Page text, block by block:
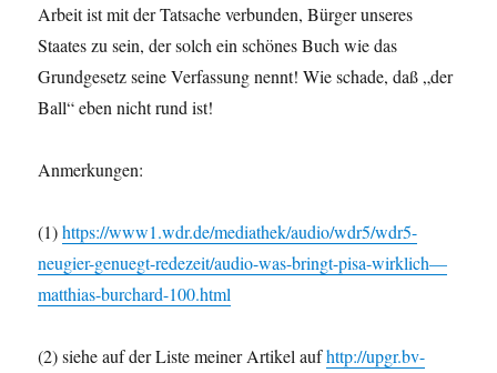
Arbeit ist mit der Tatsache verbunden, Bürger unseres
Staates zu sein, der solch ein schönes Buch wie das
Grundgesetz seine Verfassung nennt! Wie schade, daß „der
Ball“ eben nicht rund ist!
Anmerkungen:
(1)https://www1.wdr.de/mediathek/audio/wdr5/wdr5-
neugier-genuegt-redezeit/audio-was-bringt-pisa-wirklich—
matthias-burchard-100.html
(2) siehe auf der Liste meiner Artikel aufhttp://upgr.bv-